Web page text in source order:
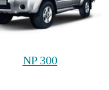
NP 300